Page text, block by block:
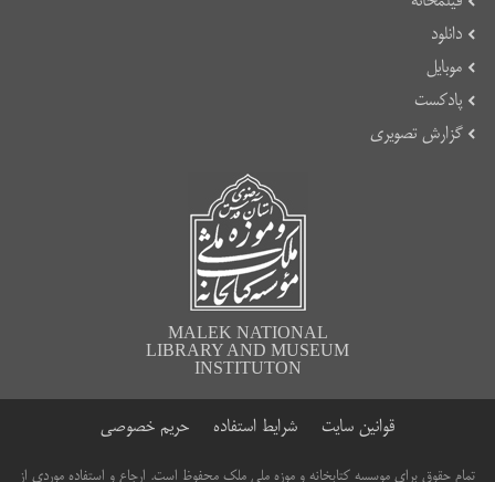
دانلود
موبایل
پادکست
گزارش تصویری
MALEK NATIONAL
LIBRARY AND MUSEUM
INSTITUTON
قوانین سایت شرایط استفاده حریم خصوصی
تمام حقوق برای موسسه کتابخانه و موزه ملی ملک محفوظ است. ارجاع و استفاده موردی از